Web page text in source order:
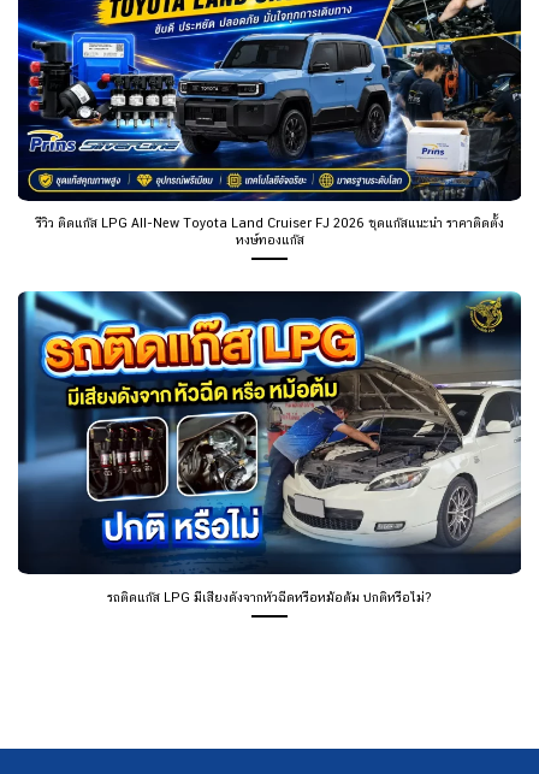
รีวิว ติดแก๊ส LPG All-New Toyota Land Cruiser FJ 2026 ชุดแก๊สแนะนำ ราคาติดตั้ง
หงษ์ทองแก๊ส
รถติดแก๊ส LPG มีเสียงดังจากหัวฉีดหรือหม้อต้ม ปกติหรือไม่?